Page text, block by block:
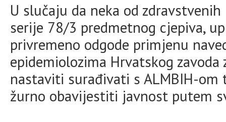
U slučaju da neka od
serije 78/3 predmetnog cjepiva,
privremeno odgode primjenu
epidemiolozima Hrvatskog zavoda
nastaviti surađivati s ALMBIH-
žurno obavijestiti javnost putem